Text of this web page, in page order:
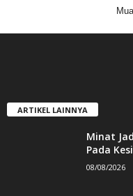
ARTIKEL LAINNYA
Minat
Pada
08/08/2026